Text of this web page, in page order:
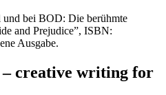
bei BOD: Die berühmte
and Prejudice”, ISBN:
Ausgabe.
– creative writing for